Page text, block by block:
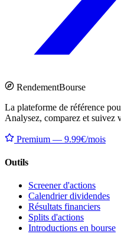
RendementBourse
La plateforme de référence
Analysez, comparez et suivez
Premium — 9.99€/mois
Outils
Screener d'actions
Calendrier dividendes
Résultats financiers
Splits d'actions
Introductions en bourse